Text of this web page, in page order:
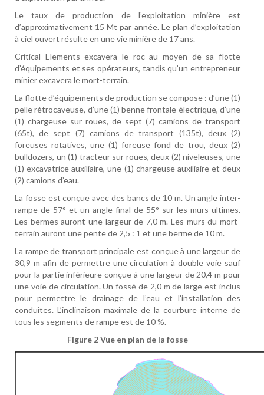
Le taux de production de l’exploitation minière est
d’approximativement 15 Mt par année. Le plan d’exploitation
à ciel ouvert résulte en une vie minière de 17 ans.
Critical Elements excavera le roc au moyen de sa flotte
d’équipements et ses opérateurs, tandis qu’un entrepreneur
minier excavera le mort-terrain.
La flotte d’équipements de production se compose : d’une (1)
pelle rétrocaveuse, d’une (1) benne frontale électrique, d’une
(1) chargeuse sur roues, de sept (7) camions de transport
(65t), de sept (7) camions de transport (135t), deux (2)
foreuses rotatives, une (1) foreuse fond de trou, deux (2)
bulldozers, un (1) tracteur sur roues, deux (2) niveleuses, une
(1) excavatrice auxiliaire, une (1) chargeuse auxiliaire et deux
(2) camions d’eau.
La fosse est conçue avec des bancs de 10 m. Un angle inter-
rampe de 57° et un angle final de 55° sur les murs ultimes.
Les bermes auront une largeur de 7,0 m. Les murs du mort-
terrain auront une pente de 2,5 : 1 et une berme de 10 m.
La rampe de transport principale est conçue à une largeur de
30,9 m afin de permettre une circulation à double voie sauf
pour la partie inférieure conçue à une largeur de 20,4 m pour
une voie de circulation. Un fossé de 2,0 m de large est inclus
pour permettre le drainage de l’eau et l’installation des
conduites. L’inclinaison maximale de la courbure interne de
tous les segments de rampe est de 10 %.
Figure 2Vue en plan de la fosse